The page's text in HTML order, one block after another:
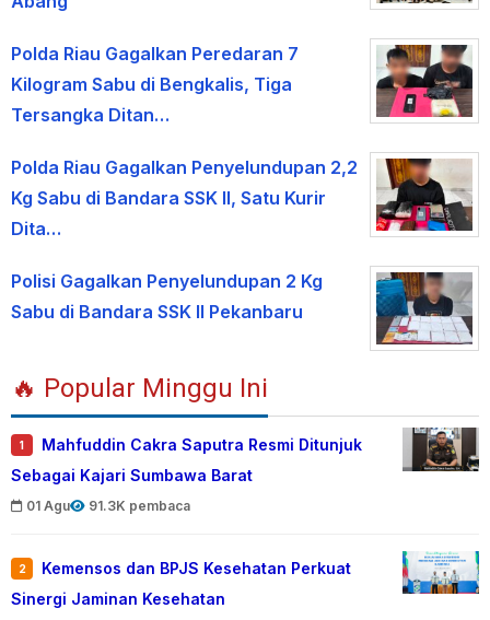
Polda Riau Gagalkan Peredaran 7
Kilogram Sabu di Bengkalis, Tiga
Tersangka Ditan…
Polda Riau Gagalkan Penyelundupan 2,2
Kg Sabu di Bandara SSK II, Satu Kurir
Dita…
Polisi Gagalkan Penyelundupan 2 Kg
Sabu di Bandara SSK II Pekanbaru
🔥 Popular Minggu Ini
1
Mahfuddin Cakra Saputra Resmi Ditunjuk
Sebagai Kajari Sumbawa Barat
01 Agu 91.3K pembaca
2
Kemensos dan BPJS Kesehatan Perkuat
Sinergi Jaminan Kesehatan